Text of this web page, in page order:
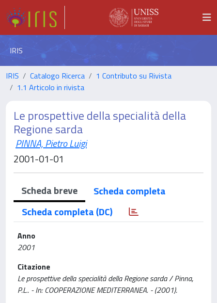
IRIS
IRIS Catalogo Ricerca
1 Contributo su Rivista
1.1 Articolo in rivista
Le prospettive della specialità della
Regione sarda
PINNA, Pietro Luigi
2001-01-01
Scheda breve
Scheda completa
Scheda completa (DC)
Anno
2001
Citazione
Le prospettive della specialità della Regione sarda / Pinna,
P.L.. - In: COOPERAZIONE MEDITERRANEA. - (2001).